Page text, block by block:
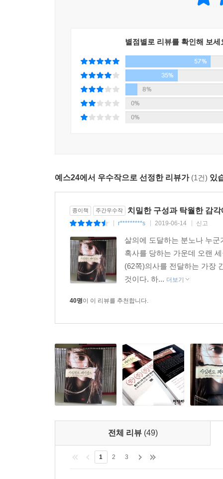
후유증, 또 다른 사람은 정신병을 앓고 약물을 복
독자로 하여금 의구심을 품게 하는데, 이런 연출
사람의 마음에 생겨나는 어두운 감정을 ‘심리
어렸을 때부터 연극을 쉽게 접했고, 자연스레 그
처음 쓴 장편이라고는 믿을 수 없을 정도로 뛰
마이클리디스가 『사일런트 페이션트』 외에도
일을 그만두게 되었다. ‘그로브’에서의 환자들과
#알렉스마이클리디스, #Alex_Michaelides,
아마존이달의책, #타임이달의책, #피플이주
별점별로 리뷰를 확인해 보세
57%
35%
8%
0%
0%
예스24에서 우수작으로 선정한 리뷰가 (1건) 있
종이책 주간우수작 치밀한 구성과 탁월한 감
r*********s 2019-06-14 신고
살의에 도달하는 분노나 누
혹사를 당하는 가운데 오랜
(62쪽)의사를 전달하는 가장
것이다. 하... 더보기
40명이 이 리뷰를 추천합니다.
전체 리뷰 (49)
1 2 3